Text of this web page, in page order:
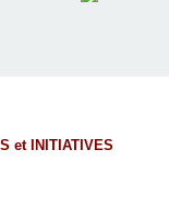
et INITIATIVES